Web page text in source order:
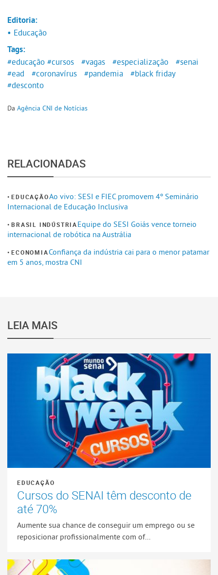
Editoria:
• Educação
Tags:
#educação #cursos #vagas #especialização
#senai
#ead
#coronavírus #pandemia
#black friday
#desconto
Da Agência CNI de Notícias
RELACIONADAS
EDUCAÇÃOAo vivo: SESI e FIEC promovem 4º Seminário
Internacional de Educação Inclusiva
BRASIL INDÚSTRIAEquipe do SESI Goiás vence torneio
internacional de robótica na Austrália
ECONOMIAConfiança da indústria cai para o menor patamar
em 5 anos, mostra CNI
LEIA MAIS
EDUCAÇÃO
Cursos do SENAI têm desconto de
até 70%
Aumente sua chance de conseguir um emprego ou se
reposicionar profissionalmente com of...